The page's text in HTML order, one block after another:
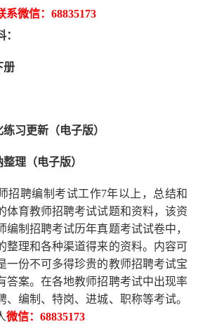
系微信： 68835173
册
习更新（电子版）
理（电子版）
招聘编制考试工作7年以上，总结和
体育教师招聘考试试题和资料，该资
编制招聘考试历年真题考试试卷中，
整理和各种渠道得来的资料。内容可
一份不可多得珍贵的教师招聘考试宝
答案。在各地教师招聘考试中出现率
、编制、特岗、进城、职称等考试。
微信： 68835173